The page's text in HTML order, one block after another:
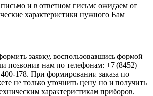
и в ответном письме ожидаем от
характеристики нужного Вам
заявку, воспользовавшись формой
позвонив нам по телефонам: +7 (8452)
178. При формировании заказа по
не только уточнить цену, но и получить
характеристикам приборов.